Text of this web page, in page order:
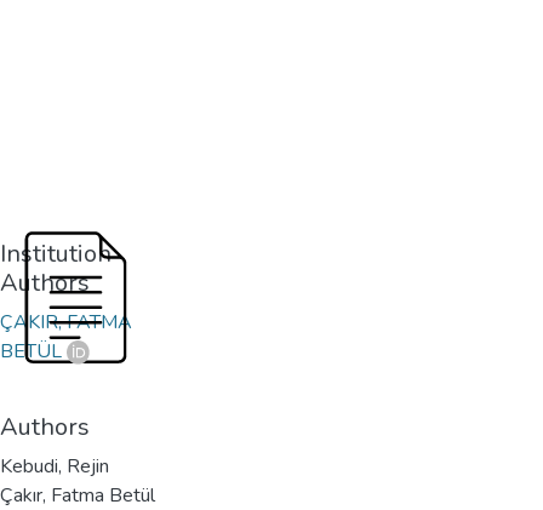
Institution
Authors
ÇAKIR, FATMA
BETÜL
Authors
Kebudi, Rejin
Çakır, Fatma Betül